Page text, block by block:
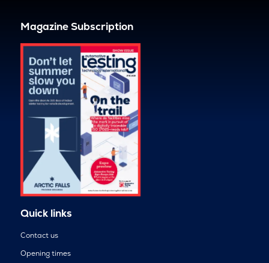
Magazine Subscription
Quick links
Contact us
Opening times